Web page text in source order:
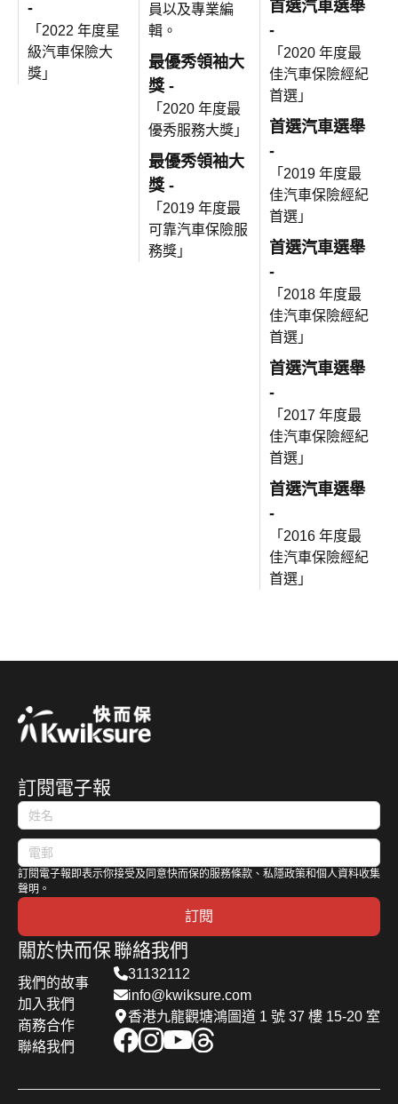
-
「2022 年度星
級汽車保險大
獎」
員以及專業編
輯。
最優秀領袖大
獎 -
「2020 年度最
優秀服務大獎」
最優秀領袖大
獎 -
「2019 年度最
可靠汽車保險服
務獎」
首選汽車選舉
-
「2020 年度最
佳汽車保險經紀
首選」
首選汽車選舉
-
「2019 年度最
佳汽車保險經紀
首選」
首選汽車選舉
-
「2018 年度最
佳汽車保險經紀
首選」
首選汽車選舉
-
「2017 年度最
佳汽車保險經紀
首選」
首選汽車選舉
-
「2016 年度最
佳汽車保險經紀
首選」
訂閱電子報
訂閱電子報即表示你接受及同意快而保的服務條款、私隱政策和個人資料收集
聲明。
訂閱
關於快而保
我們的故事
加入我們
商務合作
聯絡我們
聯絡我們
31132112
info@kwiksure.com
香港九龍觀塘鴻圖道 1 號 37 樓 15-20 室